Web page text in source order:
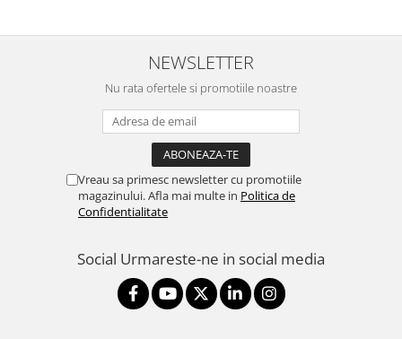
NEWSLETTER
Nu rata ofertele si promotiile noastre
Vreau sa primesc newsletter cu promotiile
magazinului. Afla mai multe in Politica de
Confidentialitate
Social Urmareste-ne in social media